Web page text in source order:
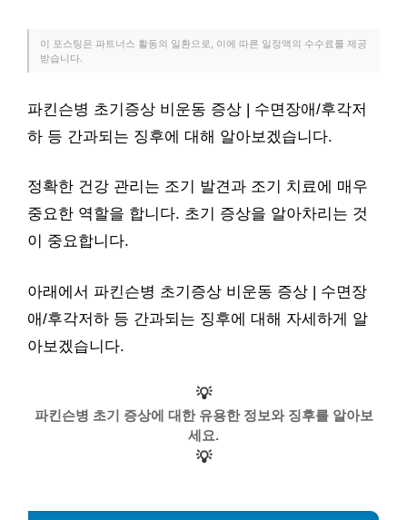
이 포스팅은 파트너스 활동의 일환으로, 이에 따른 일정액의 수수료를 제공
받습니다.
파킨슨병 초기증상 비운동 증상 | 수면장애/후각저
하 등 간과되는 징후에 대해 알아보겠습니다.
정확한 건강 관리는 조기 발견과 조기 치료에 매우
중요한 역할을 합니다. 초기 증상을 알아차리는 것
이 중요합니다.
아래에서 파킨슨병 초기증상 비운동 증상 | 수면장
애/후각저하 등 간과되는 징후에 대해 자세하게 알
아보겠습니다.
💡
파킨슨병 초기 증상에 대한 유용한 정보와 징후를 알아보
세요.
💡